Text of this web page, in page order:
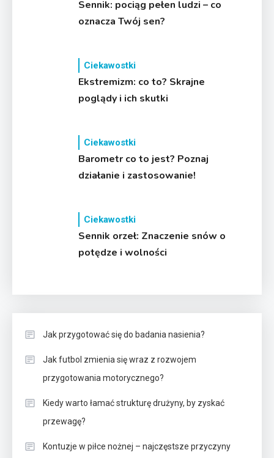
Sennik: pociąg pełen ludzi – co
oznacza Twój sen?
Ciekawostki
Ekstremizm: co to? Skrajne
poglądy i ich skutki
Ciekawostki
Barometr co to jest? Poznaj
działanie i zastosowanie!
Ciekawostki
Sennik orzeł: Znaczenie snów o
potędze i wolności
Jak przygotować się do badania nasienia?
Jak futbol zmienia się wraz z rozwojem
przygotowania motorycznego?
Kiedy warto łamać strukturę drużyny, by zyskać
przewagę?
Kontuzje w piłce nożnej – najczęstsze przyczyny